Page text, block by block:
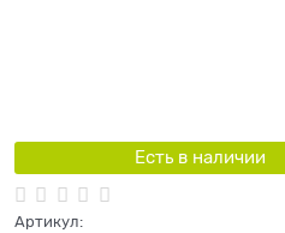
Есть в наличии
Артикул: